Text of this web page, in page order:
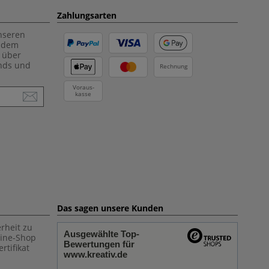
über
und
Zahlungsarten
Rechnung
Voraus-
kasse
zu
Shop
Das sagen unsere Kunden
Ausgewählte Top-
Bewertungen für
www.kreativ.de